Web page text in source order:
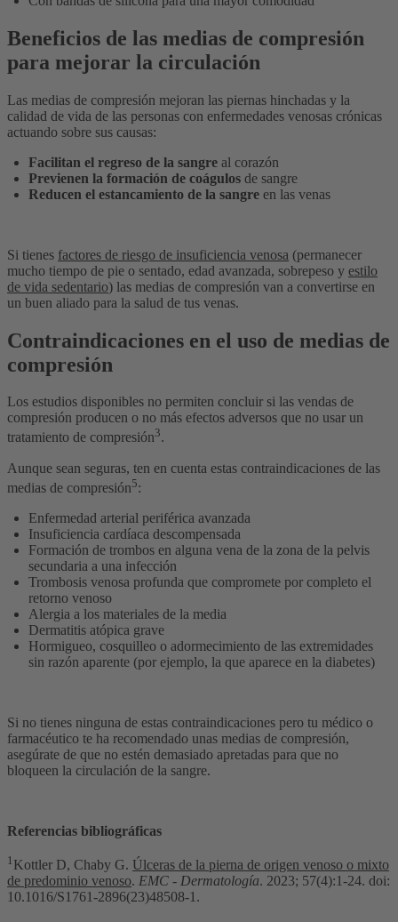
Beneficios de las medias de compresión
para mejorar la circulación
Las medias de compresión mejoran las piernas hinchadas y la
calidad de vida de las personas con enfermedades venosas crónicas
actuando sobre sus causas:
Facilitan el regreso de la sangre al corazón
Previenen la formación de coágulos de sangre
Reducen el estancamiento de la sangre en las venas
Si tienes factores de riesgo de insuficiencia venosa (permanecer
mucho tiempo de pie o sentado, edad avanzada, sobrepeso y estilo
de vida sedentario) las medias de compresión van a convertirse en
un buen aliado para la salud de tus venas.
Contraindicaciones en el uso de medias de
compresión
Los estudios disponibles no permiten concluir si las vendas de
compresión producen o no más efectos adversos que no usar un
tratamiento de compresión3.
Aunque sean seguras, ten en cuenta estas contraindicaciones de las
medias de compresión5:
Enfermedad arterial periférica avanzada
Insuficiencia cardíaca descompensada
Formación de trombos en alguna vena de la zona de la pelvis
secundaria a una infección
Trombosis venosa profunda que compromete por completo el
retorno venoso
Alergia a los materiales de la media
Dermatitis atópica grave
Hormigueo, cosquilleo o adormecimiento de las extremidades
sin razón aparente (por ejemplo, la que aparece en la diabetes)
Si no tienes ninguna de estas contraindicaciones pero tu médico o
farmacéutico te ha recomendado unas medias de compresión,
asegúrate de que no estén demasiado apretadas para que no
bloqueen la circulación de la sangre.
Referencias bibliográficas
1 Kottler D, Chaby G. Úlceras de la pierna de origen venoso o mixto
de predominio venoso. EMC - Dermatología. 2023; 57(4):1-24. doi:
10.1016/S1761-2896(23)48508-1.